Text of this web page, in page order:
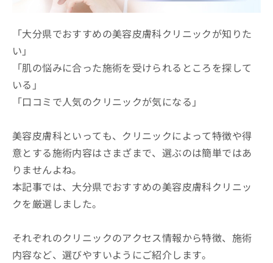
「大分県でおすすめの美容皮膚科クリニックが知りた
い」
「肌の悩みに合った施術を受けられるところを探して
いる」
「口コミで人気のクリニックが気になる」
美容皮膚科といっても、クリニックによって特徴や得
意とする施術内容はさまざまで、選ぶのは簡単ではあ
りませんよね。
本記事では、大分県でおすすめの美容皮膚科クリニッ
クを厳選しました。
それぞれのクリニックのアクセス情報から特徴、施術
内容など、選びやすいようにご紹介します。
ビ
関
す
る
お
問
わ
せ
は
こ
ち
ら
らは
マイ
ナビ
ら
広
告
稿
お
問
い
合
わ
せ
は
ら
広
代
理
の
方
は
こ
ち
ら
告
出